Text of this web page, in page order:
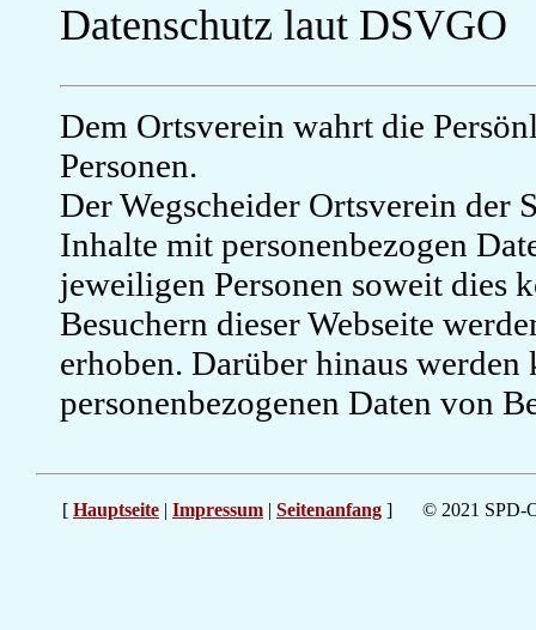
Datenschutz laut DSVGO
Dem Ortsverein wahrt die
Personen.
Der Wegscheider Ortsverein der
Inhalte mit personenbezogen
jeweiligen Personen soweit dies
Besuchern dieser Webseite
erhoben. Darüber hinaus werden
personenbezogenen Daten von
[ Hauptseite | Impressum | Seitenanfang ] © 2021 SPD-